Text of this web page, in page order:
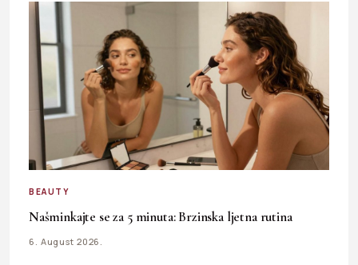
BEAUTY
Našminkajte se za 5 minuta: Brzinska ljetna rutina
6. August 2026.